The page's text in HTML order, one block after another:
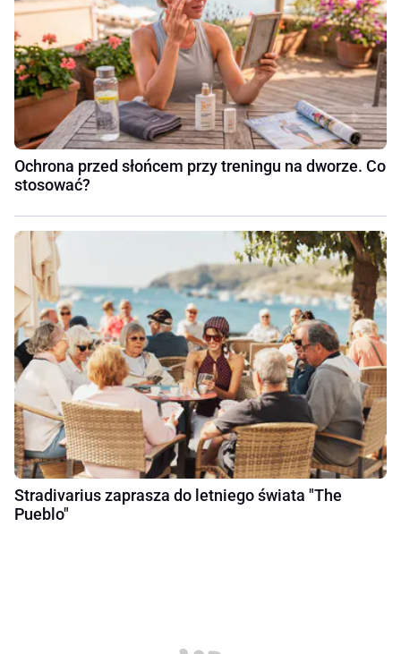
Ochrona przed słońcem przy treningu na dworze. Co
stosować?
Stradivarius zaprasza do letniego świata "The
Pueblo"